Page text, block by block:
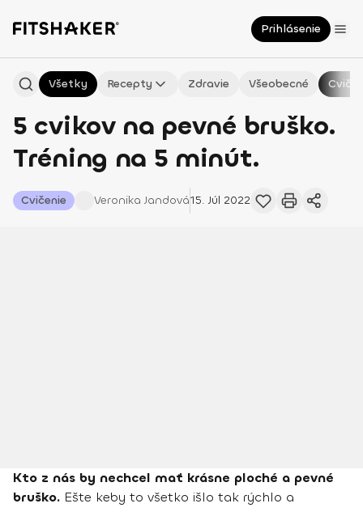
Prihlásenie
Všetky Recepty Zdravie Všeobecné
5 cvikov na pevné bruško.
Tréning na 5 minút.
Cvičenie Veronika Jandová15. Júl 2022
Kto z nás by nechcel mať krásne ploché a pevné
bruško. Ešte keby to všetko išlo tak rýchlo a